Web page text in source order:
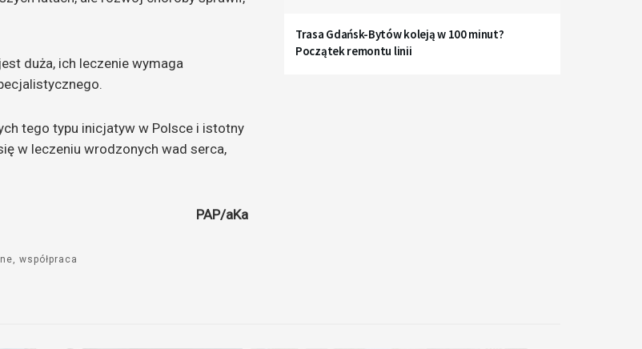
duża, ich leczenie wymaga
tego typu inicjatyw w Polsce i istotny
w leczeniu wrodzonych wad serca,
PAP/aKa
współpraca
Trasa Gdańsk-Bytów koleją w 100 minut?
Początek remontu linii